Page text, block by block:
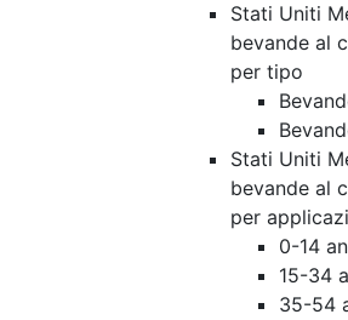
Stati Uniti
bevande al
per tipo
Stati Uniti
bevande al
per
0-14
15-34
35-54